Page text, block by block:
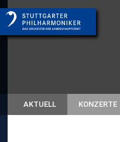
AKTUELL KONZERTE